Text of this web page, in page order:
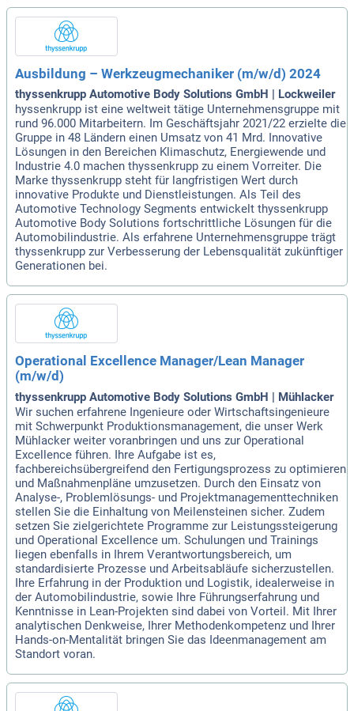
Ausbildung – Werkzeugmechaniker (m/w/d) 2024
thyssenkrupp Automotive Body Solutions GmbH | Lockweiler
hyssenkrupp ist eine weltweit tätige Unternehmensgruppe mit
rund 96.000 Mitarbeitern. Im Geschäftsjahr 2021/22 erzielte die
Gruppe in 48 Ländern einen Umsatz von 41 Mrd. Innovative
Lösungen in den Bereichen Klimaschutz, Energiewende und
Industrie 4.0 machen thyssenkrupp zu einem Vorreiter. Die
Marke thyssenkrupp steht für langfristigen Wert durch
innovative Produkte und Dienstleistungen. Als Teil des
Automotive Technology Segments entwickelt thyssenkrupp
Automotive Body Solutions fortschrittliche Lösungen für die
Automobilindustrie. Als erfahrene Unternehmensgruppe trägt
thyssenkrupp zur Verbesserung der Lebensqualität zukünftiger
Generationen bei.
Operational Excellence Manager/Lean Manager
(m/w/d)
thyssenkrupp Automotive Body Solutions GmbH | Mühlacker
Wir suchen erfahrene Ingenieure oder Wirtschaftsingenieure
mit Schwerpunkt Produktionsmanagement, die unser Werk
Mühlacker weiter voranbringen und uns zur Operational
Excellence führen. Ihre Aufgabe ist es,
fachbereichsübergreifend den Fertigungsprozess zu optimieren
und Maßnahmenpläne umzusetzen. Durch den Einsatz von
Analyse-, Problemlösungs- und Projektmanagementtechniken
stellen Sie die Einhaltung von Meilensteinen sicher. Zudem
setzen Sie zielgerichtete Programme zur Leistungssteigerung
und Operational Excellence um. Schulungen und Trainings
liegen ebenfalls in Ihrem Verantwortungsbereich, um
standardisierte Prozesse und Arbeitsabläufe sicherzustellen.
Ihre Erfahrung in der Produktion und Logistik, idealerweise in
der Automobilindustrie, sowie Ihre Führungserfahrung und
Kenntnisse in Lean-Projekten sind dabei von Vorteil. Mit Ihrer
analytischen Denkweise, Ihrer Methodenkompetenz und Ihrer
Hands-on-Mentalität bringen Sie das Ideenmanagement am
Standort voran.